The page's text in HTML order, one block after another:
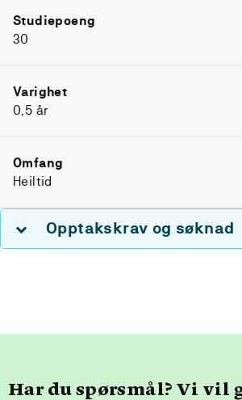
Studiepoeng
30
Varighet
0,5 år
Omfang
Heiltid
Opptakskrav og søknad
Har du spørsmål? Vi vil